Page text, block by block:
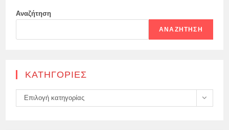
Αναζήτηση
ΑΝΑΖΉΤΗΣΗ
KΑΤΗΓΟΡΊΕΣ
Kατηγορίες
Επιλογή κατηγορίας